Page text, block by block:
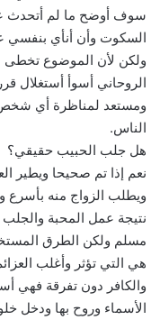
سوف أوضح ما لم أتحدث
السكوت وأن أنأي بنفسي
ولكن لأن الموضوع تخطى
الروحاني أسوأ أستغلال
ومستعد لمناظرة أي شخص
الناس.
هل جلب الحبيب حقيقي؟
نعم إذا تم صحيحا ويطير
ويطلب الزواج منه بأسرع
نتيجة عمل المحبة والجلب
مسلم ولكن الطرق
هي التي تؤثر وأغلب
والكافر دون تفرقة فهي
الأسماء وروح بها ودخل